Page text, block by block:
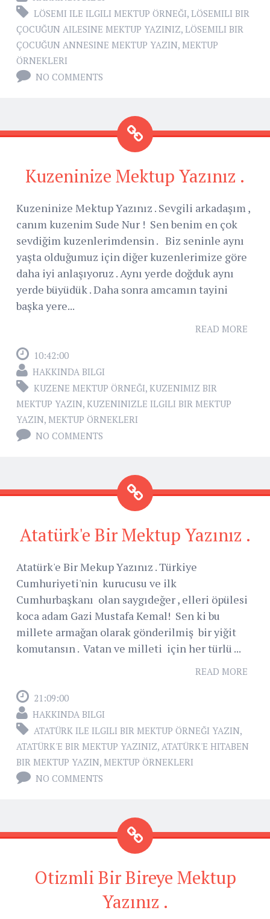
LÖSEMI ILE ILGILI MEKTUP ÖRNEĞI, LÖSEMILI BIR
ÇOCUĞUN AILESINE MEKTUP YAZINIZ, LÖSEMILI BIR
ÇOCUĞUN ANNESINE MEKTUP YAZIN, MEKTUP
ÖRNEKLERI
NO COMMENTS
Kuzeninize Mektup Yazınız .
Kuzeninize Mektup Yazınız . Sevgili arkadaşım ,
canım kuzenim Sude Nur ! Sen benim en çok
sevdiğim kuzenlerimdensin . Biz seninle aynı
yaşta olduğumuz için diğer kuzenlerimize göre
daha iyi anlaşıyoruz . Aynı yerde doğduk aynı
yerde büyüdük . Daha sonra amcamın tayini
başka yere...
READ MORE
10:42:00
HAKKINDA BILGI
KUZENE MEKTUP ÖRNEĞI, KUZENIMIZ BIR
MEKTUP YAZIN, KUZENINIZLE ILGILI BIR MEKTUP
YAZIN, MEKTUP ÖRNEKLERI
NO COMMENTS
Atatürk'e Bir Mektup Yazınız .
Atatürk'e Bir Mekup Yazınız . Türkiye
Cumhuriyeti'nin kurucusu ve ilk
Cumhurbaşkanı olan saygıdeğer , elleri öpülesi
koca adam Gazi Mustafa Kemal! Sen ki bu
millete armağan olarak gönderilmiş bir yiğit
komutansın . Vatan ve milleti için her türlü ...
READ MORE
21:09:00
HAKKINDA BILGI
ATATÜRK ILE ILGILI BIR MEKTUP ÖRNEĞI YAZIN,
ATATÜRK'E BIR MEKTUP YAZINIZ, ATATÜRK'E HITABEN
BIR MEKTUP YAZIN, MEKTUP ÖRNEKLERI
NO COMMENTS
Otizmli Bir Bireye Mektup
Yazınız .